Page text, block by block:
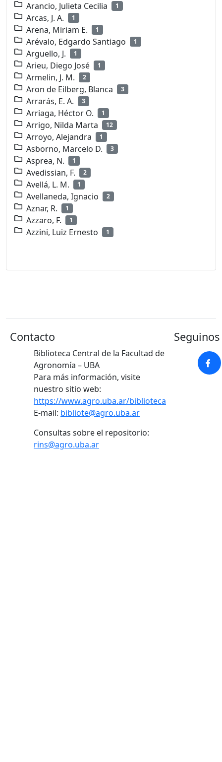
Arancio, Julieta Cecilia 1
Arcas, J. A. 1
Arena, Miriam E. 1
Arévalo, Edgardo Santiago 1
Arguello, J. 1
Arieu, Diego José 1
Armelin, J. M. 2
Aron de Eilberg, Blanca 3
Arrarás, E. A. 3
Arriaga, Héctor O. 1
Arrigo, Nilda Marta 12
Arroyo, Alejandra 1
Asborno, Marcelo D. 3
Asprea, N. 1
Avedissian, F. 2
Avellá, L. M. 1
Avellaneda, Ignacio 2
Aznar, R. 1
Azzaro, F. 1
Azzini, Luiz Ernesto 1
Contacto
Biblioteca Central de la Facultad de
Agronomía – UBA
Para más información, visite
nuestro sitio web:
https://www.agro.uba.ar/biblioteca
E-mail: bibliote@agro.uba.ar
Consultas sobre el repositorio:
rins@agro.uba.ar